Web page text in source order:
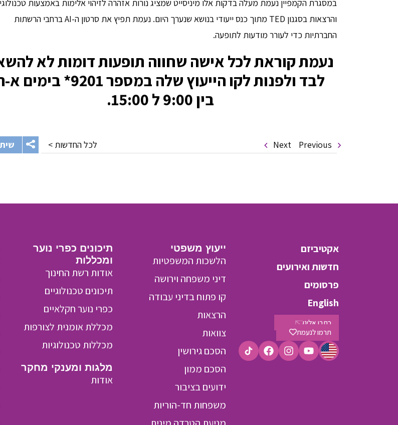
במסגרת הקמפיין נעמת מעלה בדקות אלו מיניסייט שמציג נורות אזהרה לזיהוי אלימות באמצעות
והרצאות בסגנון TED מתוך כנס ייעודי בנושא שנערך היום. נעמת תפיץ את סרטון ה-AI ברחבי הרשתות
החברתיות כדי לעורר מודעות לתופעה.
נעמת קוראת לכל אישה שחווה תופעות דומות לא
לבד ולפנות לקו הייעוץ שלה במספר 9201*
בין 9:00 ל 15:00.
Previous
Next לכל החדשות >
אקטיביזם
חדשות ואירועים
פרסומים
English
כתבו אלינו
תרמו לנעמת
ייעוץ משפטי
הלשכות המשפטיות
דיני משפחה וירושה
קו פתוח בדיני עבודה
הרצאות
צוואות
הסכם גירושין
הסכם ממון
ידועים בציבור
משפחות חד-הוריות
תיכונים כפרי נוער
ומכללות
אודות רשת החינוך
תיכונים טכנולוגיים
כפרי נוער חקלאיים
מכללת אומנית לצורפות
מכללות טכנולוגיות
מלגות ומענקי מחקר
אודות